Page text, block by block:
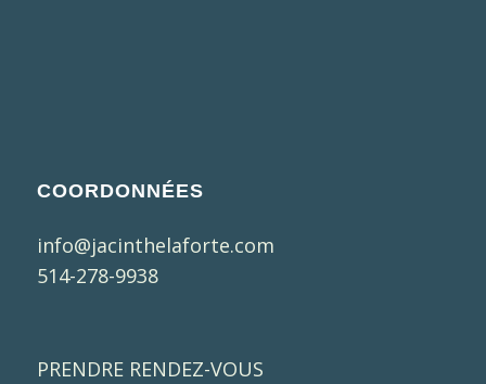
COORDONNÉES
info@jacinthelaforte.com
514-278-9938
PRENDRE RENDEZ-VOUS